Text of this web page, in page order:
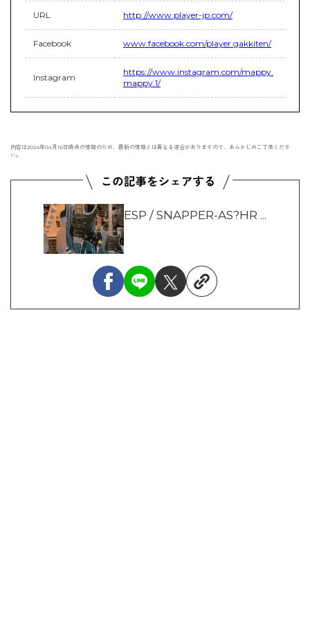
URL http://www.player-jp.com/
Facebook www.facebook.com/player.gakkiten/
Instagram
https://www.instagram.com/mappy.
mappy.1/
内容は2024年04月16日時点の情報のため、最新の情報とは異なる場合がありますので、あらかじめご了承くださ
い。
ESP / SNAPPER-AS?HR ...